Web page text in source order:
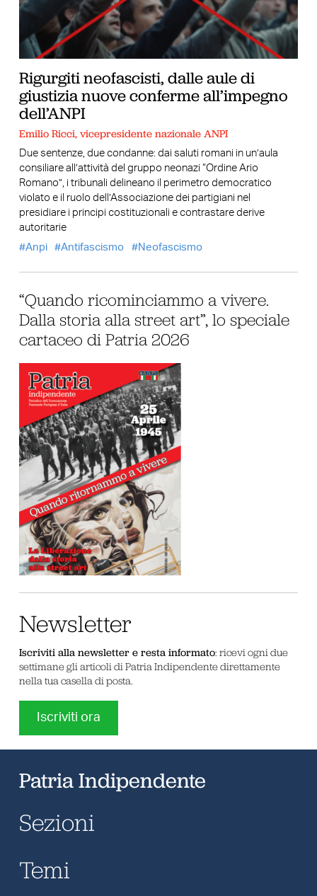
Rigurgiti neofascisti, dalle aule di
giustizia nuove conferme all’impegno
dell’ANPI
Emilio Ricci, vicepresidente nazionale ANPI
Due sentenze, due condanne: dai saluti romani in un’aula
consiliare all’attività del gruppo neonazi “Ordine Ario
Romano”, i tribunali delineano il perimetro democratico
violato e il ruolo dell’Associazione dei partigiani nel
presidiare i principi costituzionali e contrastare derive
autoritarie
Anpi
Antifascismo Neofascismo
“Quando ricominciammo a vivere.
Dalla storia alla street art”, lo speciale
cartaceo di Patria 2026
Newsletter
Iscriviti alla newsletter e resta informato: ricevi ogni due
settimane gli articoli di Patria Indipendente direttamente
nella tua casella di posta.
Iscriviti ora
Patria Indipendente
Sezioni
Temi